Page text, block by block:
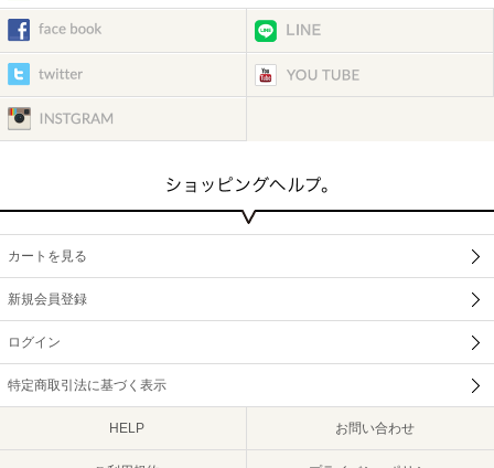
カートを見る
新規会員登録
ログイン
特定商取引法に基づく表示
HELP お問い合わせ